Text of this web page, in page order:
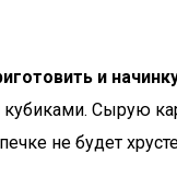
и
Сырую
не будет